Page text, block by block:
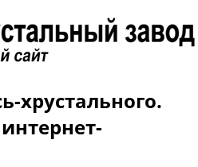
хрустального.